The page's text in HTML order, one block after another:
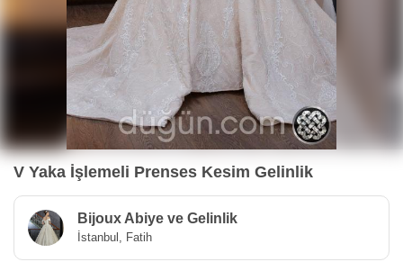
V Yaka İşlemeli Prenses Kesim Gelinlik
Bijoux Abiye ve Gelinlik
İstanbul, Fatih